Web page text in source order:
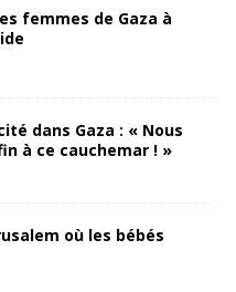
femmes de Gaza à
dans Gaza : « Nous
à ce cauchemar ! »
où les bébés